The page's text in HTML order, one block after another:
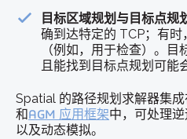
目标区域规划与目标点规
确到达特定的 TCP；有
（例如，用于检查）。
且能找到目标点规划可能
Spatial 的路径规划求解器集成
和AGM 应用框架中，可处理
以及动态模拟。